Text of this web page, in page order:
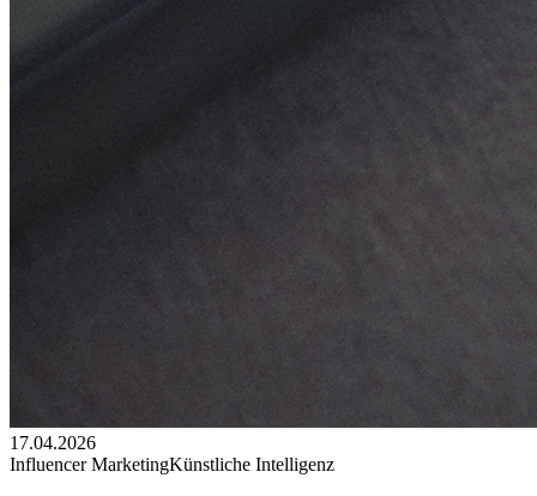
17.04.2026
Influencer MarketingKünstliche Intelligenz